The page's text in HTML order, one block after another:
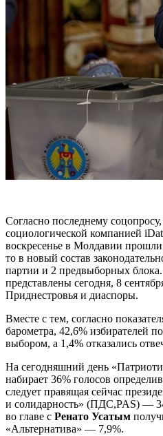
Согласно последнему
социологической компанией
воскресенье в Молдавии
то в новый состав
партии и 2 предвыборных
представлены сегодня, 8
Приднестровья и диаспоры.
Вместе с тем, согласно
барометра, 42,6% избирателей
выбором, а 1,4% отказались
На сегодняшний день
набирает 36% голосов
следует правящая сейчас
и солидарность» (ПДС,PAS) —
во главе с Ренато Усатым
«Альтернатива» — 7,9%.